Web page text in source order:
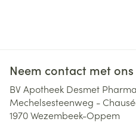
Neem contact met
BV Apotheek Desmet
Mechelsesteenweg -
1970Wezembeek-Oppem